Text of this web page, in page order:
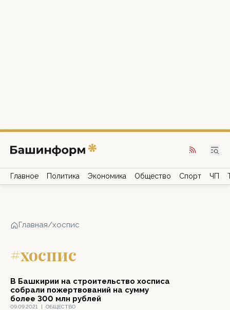
Главное Политика Экономика Общество Спорт ЧП
Главная/хоспис
#хоспис
09.09.2021 | ОБЩЕСТВО
В Башкирии на строительство хосписа
собрали пожертвований на сумму
более 300 млн рублей